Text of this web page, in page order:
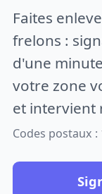
Faites
frelons :
d'une
votre zone
et intervient
Codes postaux :